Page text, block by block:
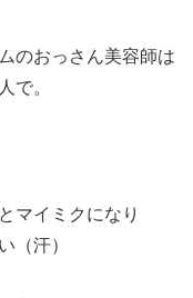
のおっさん美容師は
で。
イミクになり
汗）